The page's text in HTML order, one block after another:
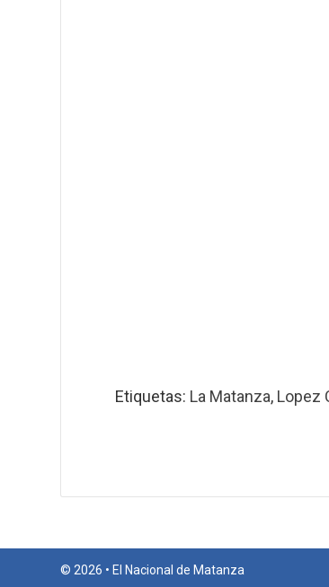
Etiquetas: La Matanza, Lopez
© 2026 • El Nacional de Matanza